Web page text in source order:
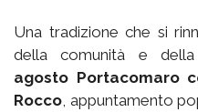
Una tradizione che si
della comunità e
agosto Portacomaro
Rocco , appuntamento